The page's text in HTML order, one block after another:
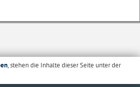
, stehen die Inhalte dieser Seite unter der